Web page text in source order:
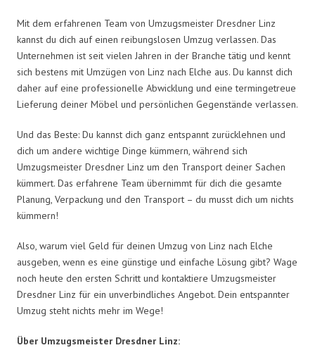
Mit dem erfahrenen Team von Umzugsmeister Dresdner Linz
kannst du dich auf einen reibungslosen Umzug verlassen. Das
Unternehmen ist seit vielen Jahren in der Branche tätig und kennt
sich bestens mit Umzügen von Linz nach Elche aus. Du kannst dich
daher auf eine professionelle Abwicklung und eine termingetreue
Lieferung deiner Möbel und persönlichen Gegenstände verlassen.
Und das Beste: Du kannst dich ganz entspannt zurücklehnen und
dich um andere wichtige Dinge kümmern, während sich
Umzugsmeister Dresdner Linz um den Transport deiner Sachen
kümmert. Das erfahrene Team übernimmt für dich die gesamte
Planung, Verpackung und den Transport – du musst dich um nichts
kümmern!
Also, warum viel Geld für deinen Umzug von Linz nach Elche
ausgeben, wenn es eine günstige und einfache Lösung gibt? Wage
noch heute den ersten Schritt und kontaktiere Umzugsmeister
Dresdner Linz für ein unverbindliches Angebot. Dein entspannter
Umzug steht nichts mehr im Wege!
Über Umzugsmeister Dresdner Linz: